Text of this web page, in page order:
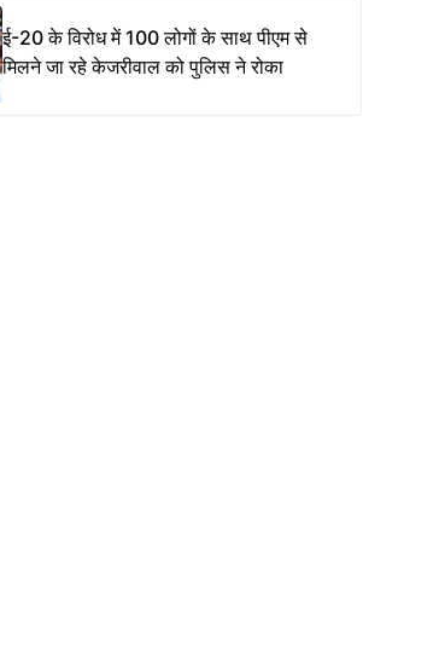
ई-20 के विरोध में 100 लोगों के साथ पीएम से
मिलने जा रहे केजरीवाल को पुलिस ने रोका